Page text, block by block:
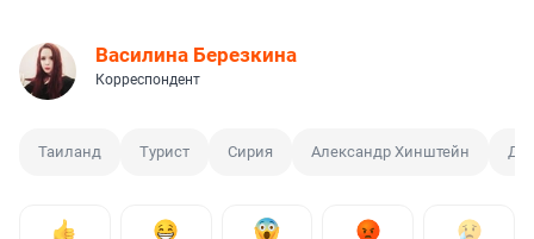
Василина Березкина
Корреспондент
Таиланд Турист Сирия Александр Хинштейн